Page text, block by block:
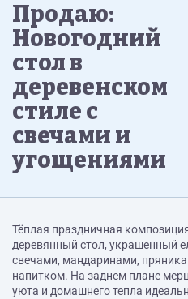
Продаю:
Новогодний
стол в
деревенском
стиле с
свечами и
угощениями
Тёплая праздничная
деревянный стол, украшенный
свечами, мандаринами,
напитком. На заднем плане
уюта и домашнего тепла